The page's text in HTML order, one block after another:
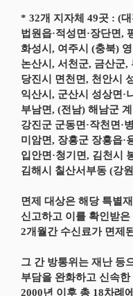
* 32개 지자체 49곳 : (
법원읍·적성면·장단면,
화성시, 여주시 (충북)
논산시, 서천군, 금산군,
당진시 면천면, 천안시
익산시, 군산시 성상면·
부남면, (전남) 해남군
강진군 군동면·작천면·
미암면, 장흥군 장흥읍·
입안면·청기면, 김천시
김해시 칠산서부동 (강
면제 대상은 해당 특별
신고하고 이를 확인받
2개월간 수신료가 면제
그 간 방통위는 재난 등
부담을 완화하고 신속
2000년 이후 총 18차례